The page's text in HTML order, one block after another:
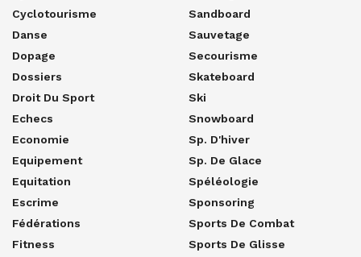
Cyclotourisme
Danse
Dopage
Dossiers
Droit Du Sport
Echecs
Economie
Equipement
Equitation
Escrime
Fédérations
Fitness
Sandboard
Sauvetage
Secourisme
Skateboard
Ski
Snowboard
Sp. D'hiver
Sp. De Glace
Spéléologie
Sponsoring
Sports De Combat
Sports De Glisse